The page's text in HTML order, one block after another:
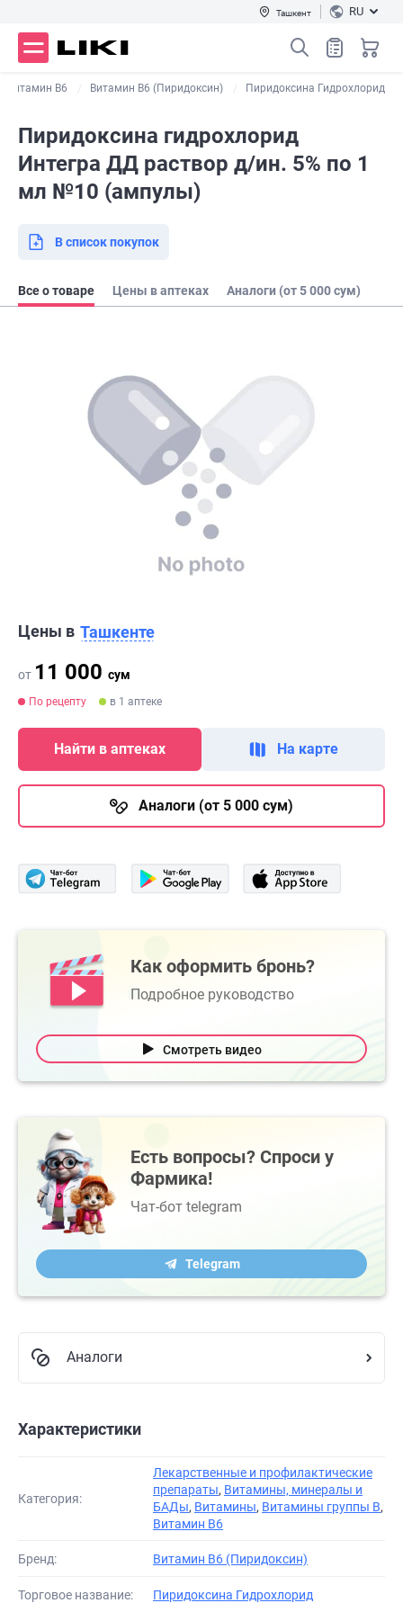
Ташкент RU
Витамин В6 Витамин B6 (Пиридоксин) Пиридоксина Гидрохлорид
Пиридоксина гидрохлорид
Интегра ДД раствор д/ин. 5% по 1
мл №10 (ампулы)
В список покупок
Все о товаре Цены в аптеках Аналоги (от 5 000 сум)
Цены в Ташкенте
от 11 000 сум
По рецепту в 1 аптеке
Найти в аптеках На карте
Аналоги (от 5 000 сум)
Как оформить бронь?
Подробное руководство
Смотреть видео
Есть вопросы? Спроси у
Фармика!
Чат-бот telegram
Telegram
Аналоги
Характеристики
Категория:
Лекарственные и профилактические
препараты, Витамины, минералы и
БАДы, Витамины, Витамины группы В,
Витамин В6
Бренд: Витамин B6 (Пиридоксин)
Торговое название: Пиридоксина Гидрохлорид